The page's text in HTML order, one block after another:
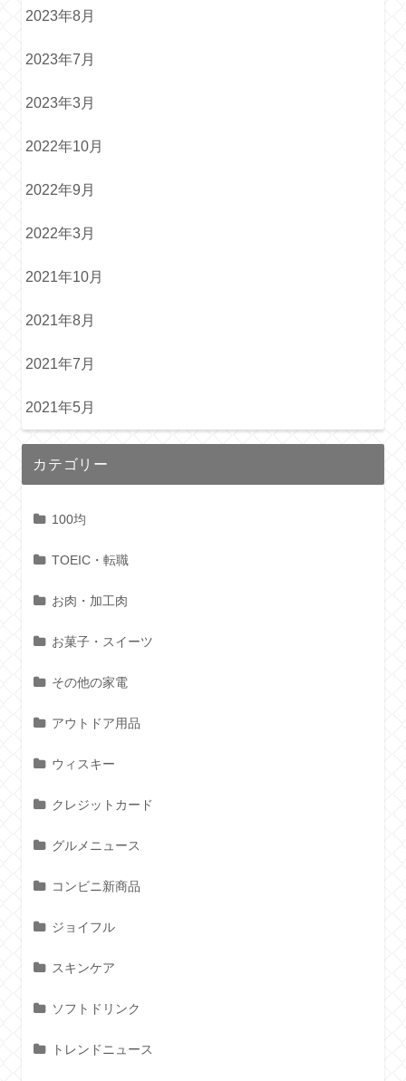
2023年8月
2023年7月
2023年3月
2022年10月
2022年9月
2022年3月
2021年10月
2021年8月
2021年7月
2021年5月
カテゴリー
100均
TOEIC・転職
お肉・加工肉
お菓子・スイーツ
その他の家電
アウトドア用品
ウィスキー
クレジットカード
グルメニュース
コンビニ新商品
ジョイフル
スキンケア
ソフトドリンク
トレンドニュース